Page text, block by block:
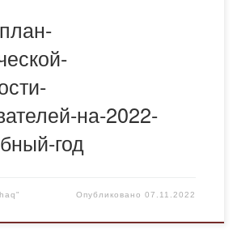
на-2022-
год
Опубликовано07.11.2022